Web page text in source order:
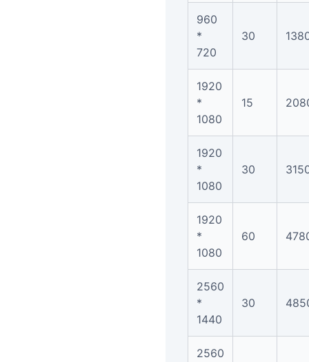
960
*
720
30
1920
*
1080
15
1920
*
1080
30
1920
*
1080
60
2560
*
1440
30
2560